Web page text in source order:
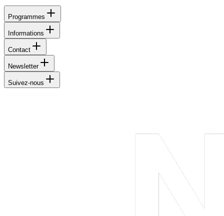
Programmes
Informations
Contact
Newsletter
Suivez-nous